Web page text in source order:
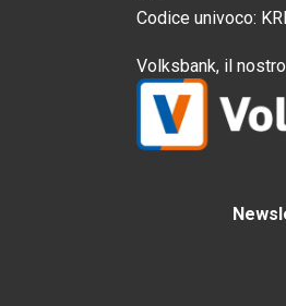
Codice univoco:
Volksbank, il nostro